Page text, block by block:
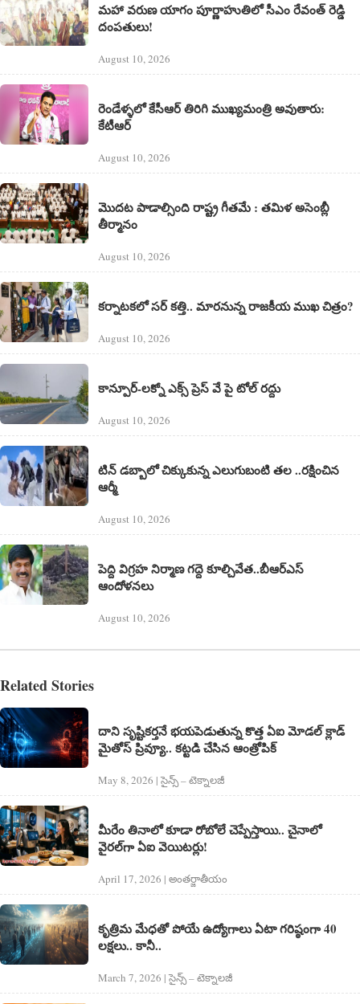
మహా వరుణ యాగం పూర్ణాహుతిలో సీఎం రేవంత్ రెడ్డి
దంపతులు!
August 10, 2026
రెండేళ్ళలో కేసీఆర్ తిరిగి ముఖ్యమంత్రి అవుతారు:
కేటీఆర్
August 10, 2026
మొదట పాడాల్సింది రాష్ట్ర గీతమే : తమిళ అసెంబ్లీ
తీర్మానం
August 10, 2026
కర్నాటకలో సర్ కత్తి.. మారనున్న రాజకీయ ముఖ చిత్రం?
August 10, 2026
కాన్పూర్-లక్నో ఎక్స్ ప్రెస్ వే పై టోల్ రద్దు
August 10, 2026
టిన్ డబ్బాలో చిక్కుకున్న ఎలుగుబంటి తల ..రక్షించిన
ఆర్మీ
August 10, 2026
పెద్ది విగ్రహ నిర్మాణ గద్దె కూల్చివేత..బీఆర్ఎస్
ఆందోళనలు
August 10, 2026
Related Stories
దాని సృష్టికర్తనే భయపెడుతున్న కొత్త ఏఐ మోడల్‌ క్లాడ్‌
మైతోస్‌ ప్రివ్యూ.. కట్టడి చేసిన ఆంత్రోపిక్‌
May 8, 2026 | సైన్స్​ – టెక్నాలజీ
మీరేం తినాలో కూడా రోబోలే చెప్పేస్తాయి.. చైనాలో
వైరల్‌గా ఏఐ వెయిటర్లు!
April 17, 2026 | అంత‌ర్జాతీయం
కృత్రిమ మేధతో పోయే ఉద్యోగాలు ఏటా గరిష్ఠంగా 40
లక్షలు.. కానీ..
March 7, 2026 | సైన్స్​ – టెక్నాలజీ